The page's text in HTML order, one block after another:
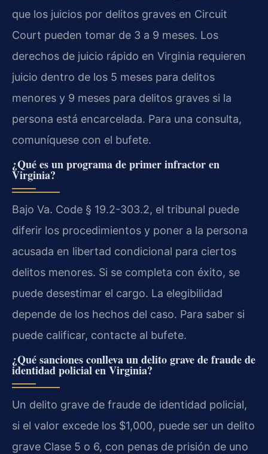
que los juicios por delitos graves en Circuit
Court pueden tomar de 3 a 9 meses. Los
derechos de juicio rápido en Virginia requieren
juicio dentro de los 5 meses para delitos
menores y 9 meses para delitos graves si la
persona está encarcelada. Para una consulta,
comuníquese con el bufete.
¿Qué es un programa de primer infractor en
Virginia?
Bajo Va. Code § 19.2-303.2, el tribunal puede
diferir los procedimientos y poner a la persona
acusada en libertad condicional para ciertos
delitos menores. Si se completa con éxito, se
puede desestimar el cargo. La elegibilidad
depende de los hechos del caso. Para saber si
puede calificar, contacte al bufete.
¿Qué sanciones conlleva un delito grave de fraude de
identidad policial en Virginia?
Un delito grave de fraude de identidad policial,
si el valor excede los $1,000, puede ser un delito
grave Clase 5 o 6, con penas de prisión de uno